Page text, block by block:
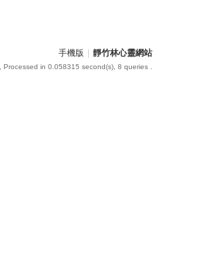
手機版 靜竹林心靈網站
, Processed in 0.058315 second(s), 8 queries .